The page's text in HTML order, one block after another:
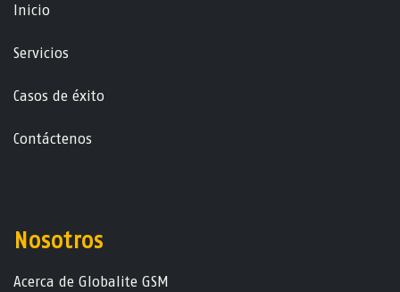
Ini​ci​o
Servicios
Casos de éxito
Contáctenos
Nosotros
Acerca de Globalite GSM